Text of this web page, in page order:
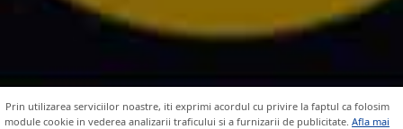
Prin utilizarea serviciilor noastre, iti exprimi acordul cu privire la faptul ca folosim
module cookie in vederea analizarii traficului si a furnizarii de publicitate. Afla mai